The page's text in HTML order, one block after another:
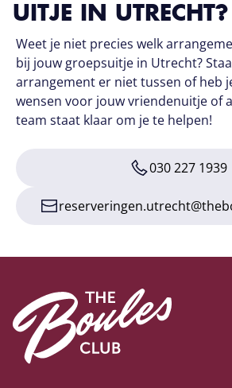
UITJE IN UTRECHT?
Weet je niet precies welk
bij jouw groepsuitje in Utrecht?
arrangement er niet tussen of heb
wensen voor jouw vriendenuitje of
team staat klaar om je te helpen!
030 227 1939